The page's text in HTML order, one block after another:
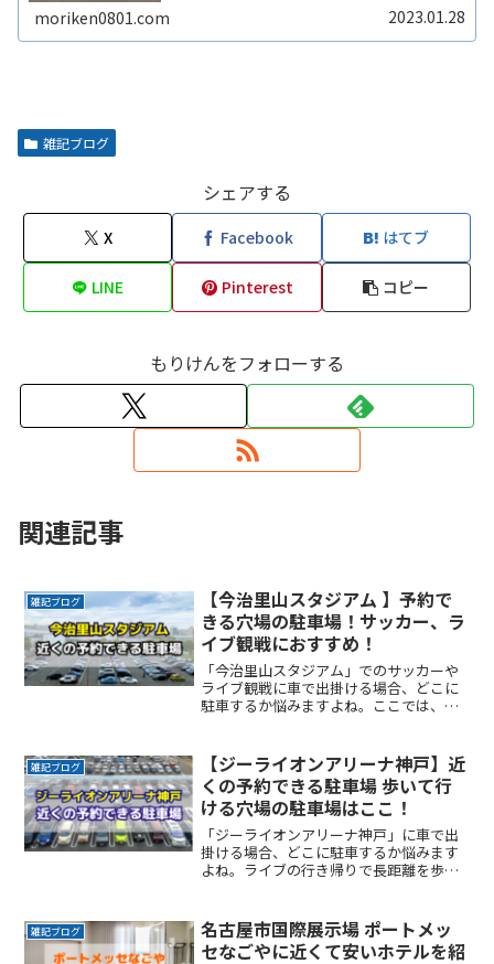
ク板のないコインパーキングの使い方や、ロック板がない
と不正に使われないの？などその辺りも含めて解説しま
moriken0801.com 2023.01.28
雑記ブログ
シェアする
X Facebook はてブ
LINE Pinterest コピー
もりけんをフォローする
関連記事
雑記ブログ
【今治里山スタジアム 】予約で
きる穴場の駐車場！サッカー、ラ
イブ観戦におすすめ！
「今治里山スタジアム」でのサッカーや
ライブ観戦に車で出掛ける場合、どこに
駐車するか悩みますよね。ここでは、
く近くに停めたい時間料金を気にせずイ
ベントを楽しみたい駐車場をReadMore...
雑記ブログ
【ジーライオンアリーナ神戸】近
くの予約できる駐車場 歩いて行
ける穴場の駐車場はここ！
「ジーライオンアリーナ神戸」に車で出
掛ける場合、どこに駐車するか悩みます
よね。ライブの行き帰りで長距離を歩く
感が欲しい時間料金を気にせず楽しみた
い駐車場を探すのに時間をReadMore...
雑記ブログ
名古屋市国際展示場 ポートメッ
セなごやに近くて安いホテルを紹